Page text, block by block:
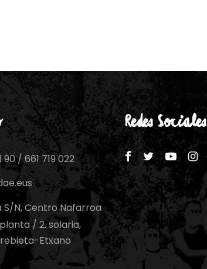
90 / 661 719 022
S/N, Centro Nafarroa
/ 2. solaria,
Etxano
Redes Sociales